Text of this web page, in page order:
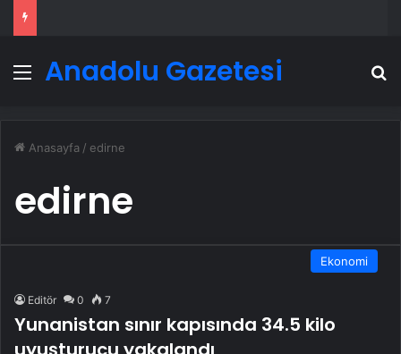
Menü
Anadolu Gazetesi
Anasayfa / edirne
edirne
Ekonomi
Editör 0 7
Yunanistan sınır kapısında 34.5 kilo